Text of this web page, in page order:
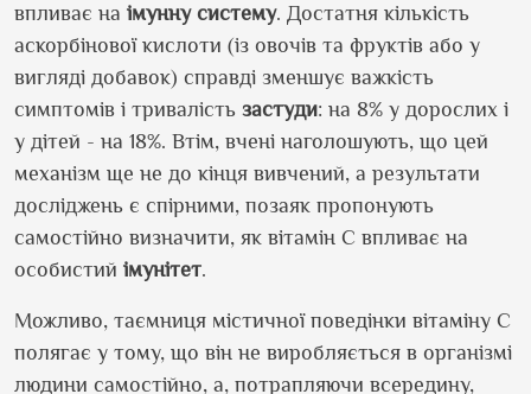
впливає на імунну систему. Достатня кількість
аскорбінової кислоти (із овочів та фруктів або у
вигляді добавок) справді зменшує важкість
симптомів і тривалість застуди: на 8% у дорослих і
у дітей - на 18%. Втім, вчені наголошують, що цей
механізм ще не до кінця вивчений, а результати
досліджень є спірними, позаяк пропонують
самостійно визначити, як вітамін С впливає на
особистий імунітет.
Можливо, таємниця містичної поведінки вітаміну С
полягає у тому, що він не виробляється в організмі
людини самостійно, а, потрапляючи всередину,